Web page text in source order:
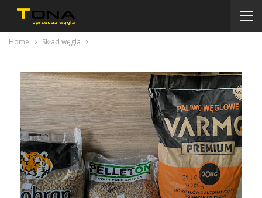
Home Skład węgla